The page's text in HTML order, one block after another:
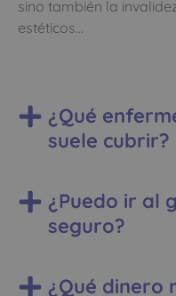
sino también la
estéticos…
¿Qué
suele cubrir?
¿Puedo ir al
seguro?
¿Qué dinero